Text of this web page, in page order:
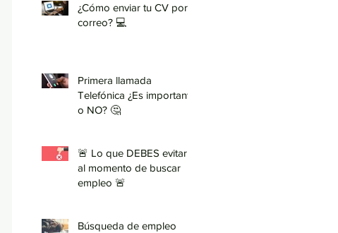
¿Cómo enviar tu CV por
correo? 💻
Primera llamada
Telefónica ¿Es importante
o NO? 🤔
🚨 Lo que DEBES evitar
al momento de buscar
empleo 🚨
Búsqueda de empleo